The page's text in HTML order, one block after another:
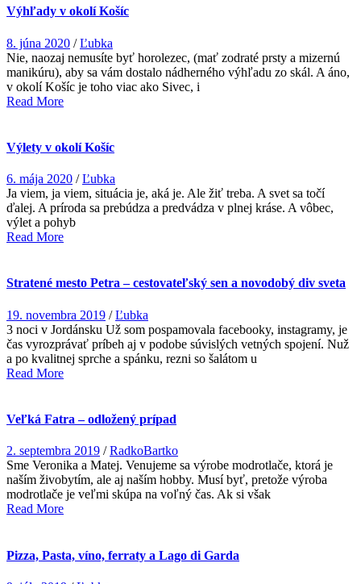
Výhľady v okolí Košíc
8. júna 2020 / Ľubka
Nie, naozaj nemusíte byť horolezec, (mať zodraté prsty a mizernú
manikúru), aby sa vám dostalo nádherného výhľadu zo skál. A áno,
v okolí Košíc je toho viac ako Sivec, i
Read More
Výlety v okolí Košíc
6. mája 2020 / Ľubka
Ja viem, ja viem, situácia je, aká je. Ale žiť treba. A svet sa točí
ďalej. A príroda sa prebúdza a predvádza v plnej kráse. A vôbec,
výlet a pohyb
Read More
Stratené mesto Petra – cestovateľský sen a novodobý div sveta
19. novembra 2019 / Ľubka
3 noci v Jordánsku Už som pospamovala facebooky, instagramy, je
čas vyrozprávať príbeh aj v podobe súvislých vetných spojení. Nuž
a po kvalitnej sprche a spánku, rezni so šalátom u
Read More
Veľká Fatra – odložený prípad
2. septembra 2019 / RadkoBartko
Sme Veronika a Matej. Venujeme sa výrobe modrotlače, ktorá je
naším živobytím, ale aj naším hobby. Musí byť, pretože výroba
modrotlače je veľmi skúpa na voľný čas. Ak si však
Read More
Pizza, Pasta, víno, ferraty a Lago di Garda